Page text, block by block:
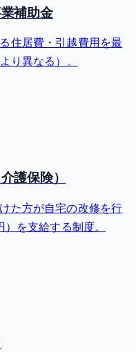
補助金
住居費・引越費用を最
り異なる）。
護保険）
た方が自宅の改修を行
を支給する制度。